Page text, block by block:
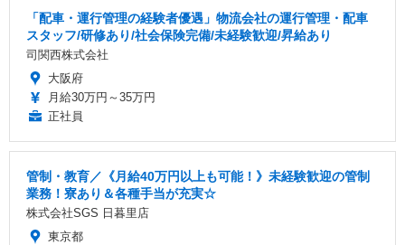
「配車・運行管理の経験者優遇」物流会社の運行管理・配車
スタッフ/研修あり/社会保険完備/未経験歓迎/昇給あり
司関西株式会社
大阪府
月給30万円～35万円
正社員
管制・教育／《月給40万円以上も可能！》未経験歓迎の管制
業務！寮あり＆各種手当が充実☆
株式会社SGS 日暮里店
東京都